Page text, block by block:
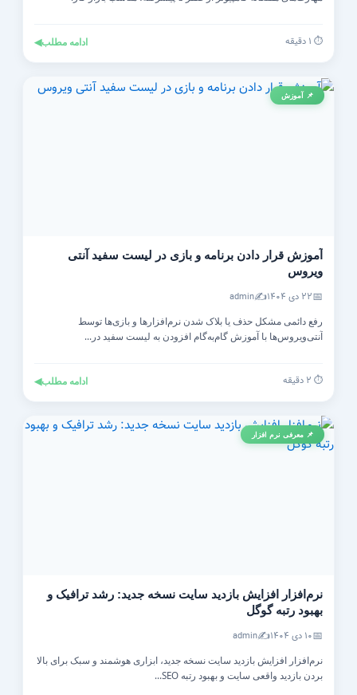
⏱️ ۱ دقیقه ادامه مطلب◀
📌 آموزش
آموزش قرار دادن برنامه و بازی در لیست سفید آنتی‌
ویروس
📅۲۲ دی ۱۴۰۴ ✍️
admin
رفع دائمی مشکل حذف یا بلاک شدن نرم‌افزارها و بازی‌ها توسط
آنتی‌ویروس‌ها با آموزش گام‌به‌گام افزودن به لیست سفید در...
⏱️ ۲ دقیقه ادامه مطلب◀
📌 معرفی نرم افزار
نرم‌افزار افزایش بازدید سایت نسخه جدید: رشد ترافیک و
بهبود رتبه گوگل
📅۱۰ دی ۱۴۰۴ ✍️
admin
نرم‌افزار افزایش بازدید سایت نسخه جدید، ابزاری هوشمند و سبک برای بالا
بردن بازدید واقعی سایت و بهبود رتبه SEO...